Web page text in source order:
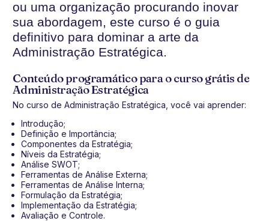
ou uma organização procurando inovar
sua abordagem, este curso é o guia
definitivo para dominar a arte da
Administração Estratégica.
Conteúdo programático para o curso grátis de
Administração Estratégica
No curso de Administração Estratégica, você vai aprender:
Introdução;
Definição e Importância;
Componentes da Estratégia;
Níveis da Estratégia;
Análise SWOT;
Ferramentas de Análise Externa;
Ferramentas de Análise Interna;
Formulação da Estratégia;
Implementação da Estratégia;
Avaliação e Controle.